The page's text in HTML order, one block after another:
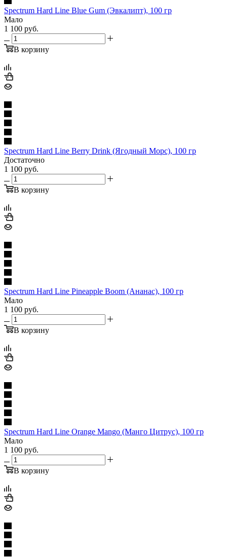
Spectrum Hard Line Blue Gum (Эвкалипт), 100 гр
Мало
1 100 руб.
В корзину
Spectrum Hard Line Berry Drink (Ягодный Морс), 100 гр
Достаточно
1 100 руб.
В корзину
Spectrum Hard Line Pineapple Boom (Ананас), 100 гр
Мало
1 100 руб.
В корзину
Spectrum Hard Line Orange Mango (Манго Цитрус), 100 гр
Мало
1 100 руб.
В корзину